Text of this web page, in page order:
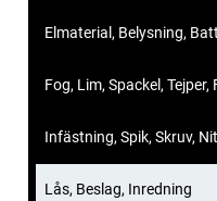
Elmaterial, Belysning,
Fog, Lim, Spackel, Tejper,
Infästning, Spik, Skruv,
Lås, Beslag, Inredning